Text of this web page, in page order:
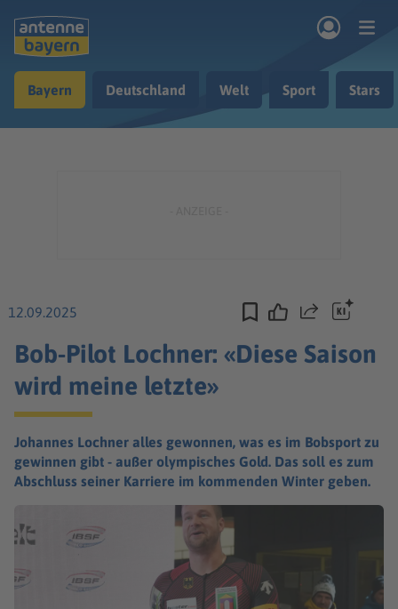
Musik & Radio
Bayern Deutschland Welt Sport Stars
12.09.2025 Teilen
Bob-Pilot Lochner: «Diese Saison
wird meine letzte»
Johannes Lochner alles gewonnen, was es im Bobsport zu
gewinnen gibt - außer olympisches Gold. Das soll es zum
Abschluss seiner Karriere im kommenden Winter geben.